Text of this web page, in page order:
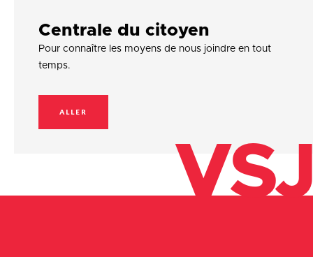
Centrale du citoyen
Pour connaître les moyens de nous joindre en tout
temps.
ALLER
VSJ